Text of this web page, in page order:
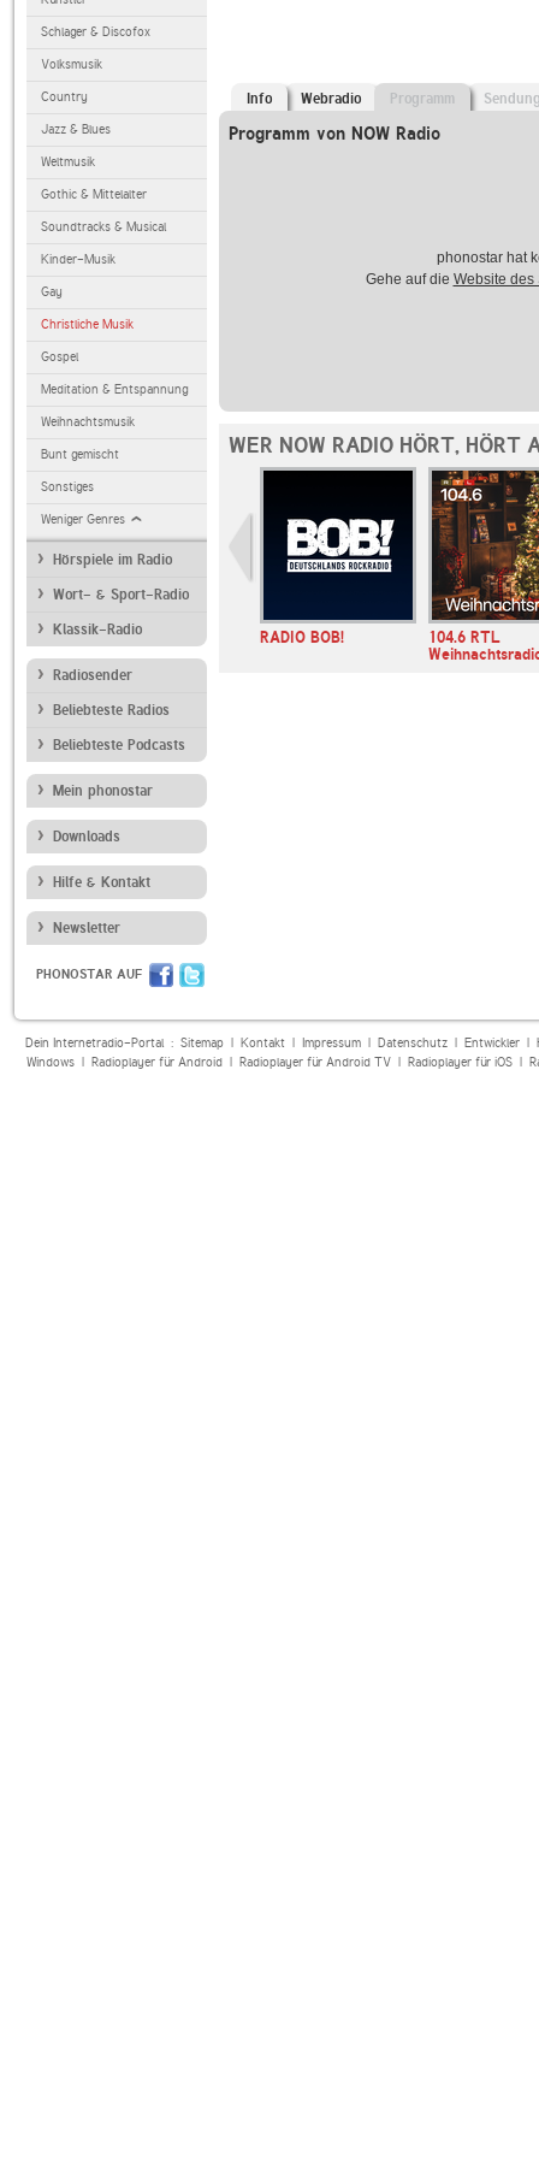
Schlager & Discofox
Volksmusik
Country
Jazz & Blues
Weltmusik
Gothic & Mittelalter
Soundtracks & Musical
Kinder-Musik
Gay
Christliche Musik
Gospel
Meditation & Entspannung
Weihnachtsmusik
Bunt gemischt
Sonstiges
Weniger Genres
Hörspiele im Radio
Wort- & Sport-Radio
Klassik-Radio
Radiosender
Beliebteste Radios
Beliebteste Podcasts
Mein phonostar
Downloads
Hilfe & Kontakt
Newsletter
PHONOSTAR AUF
Info Webradio Programm
Programm von NOW Radio
phonostar hat
Gehe auf die Website des
WER NOW RADIO HÖRT, HÖRT
RADIO BOB!
104.6 RTL
Dein Internetradio-Portal : Sitemap| Kontakt| Impressum| Datenschutz| Entwickler|
Windows| Radioplayer für Android| Radioplayer für Android TV| Radioplayer für iOS|